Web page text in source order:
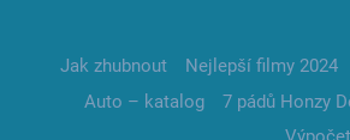
Jak zhubnout Nejlepší filmy 2024
Auto – katalog
7 pádů Honzy